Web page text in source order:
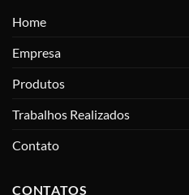
Home
Empresa
Produtos
Trabalhos Realizados
Contato
CONTATOS